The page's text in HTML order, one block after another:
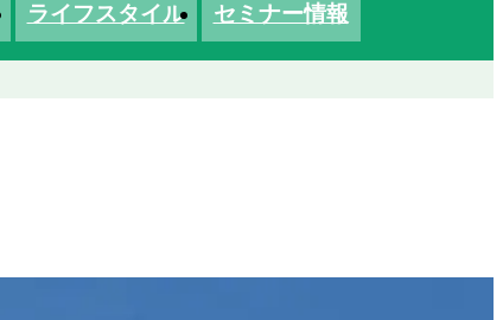
ライフスタイル セミナー情報